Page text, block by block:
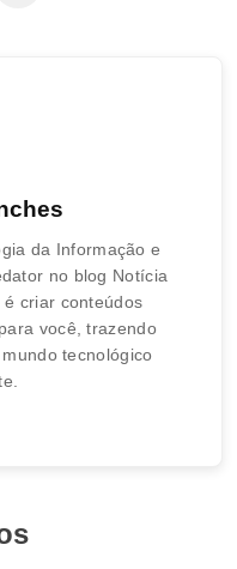
da Informação e
no blog Notícia
é criar conteúdos
você, trazendo
tecnológico